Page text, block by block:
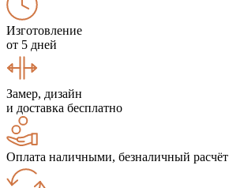
Изготовление
от 5 дней
Замер, дизайн
и доставка бесплатно
Оплата наличными, безналичный расчёт